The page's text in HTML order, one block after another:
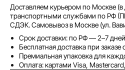
Доставляем курьером по Москве (в
транспортными службами по РФ
СДЭК. Самовывоз в Москве (ул.
Срок доставки: по РФ — 2–7
Бесплатная доставка при заказе
Премиальная упаковка для
Оплата: картами Visa,